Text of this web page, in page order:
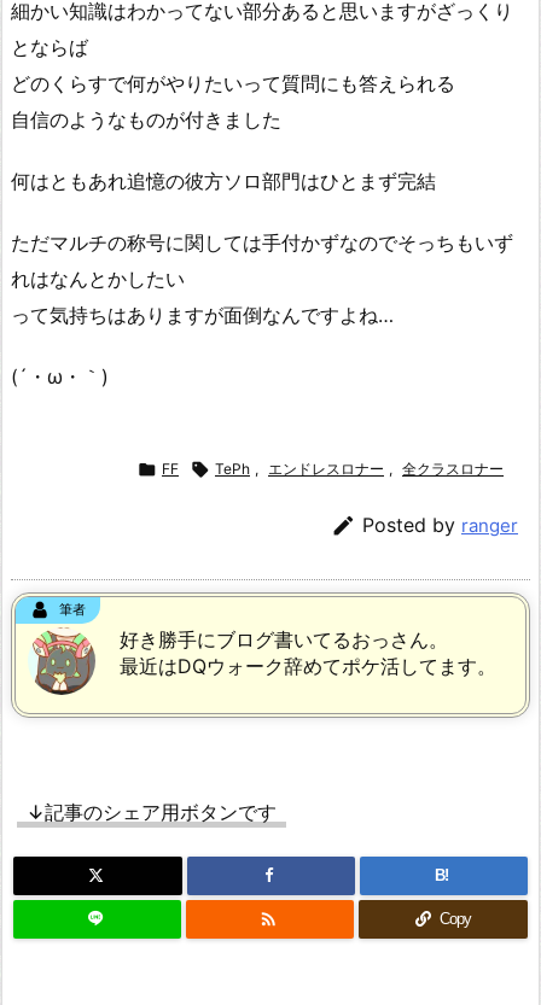
細かい知識はわかってない部分あると思いますがざっくり
とならば
どのくらすで何がやりたいって質問にも答えられる
自信のようなものが付きました
何はともあれ追憶の彼方ソロ部門はひとまず完結
ただマルチの称号に関しては手付かずなのでそっちもいず
れはなんとかしたい
って気持ちはありますが面倒なんですよね…
(´・ω・｀)
 FF  TePh , エンドレスロナー , 全クラスロナー
 Posted by ranger
筆者
好き勝手にブログ書いてるおっさん。
最近はDQウォーク辞めてポケ活してます。
↓記事のシェア用ボタンです
B!
 Copy